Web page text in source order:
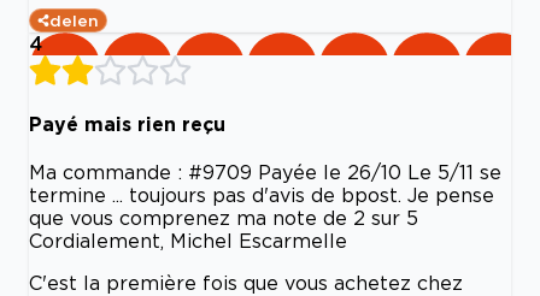
delen
4
Payé mais rien reçu
Ma commande : #9709 Payée le 26/10 Le 5/11 se
termine ... toujours pas d'avis de bpost. Je pense
que vous comprenez ma note de 2 sur 5
Cordialement, Michel Escarmelle
C'est la première fois que vous achetez chez